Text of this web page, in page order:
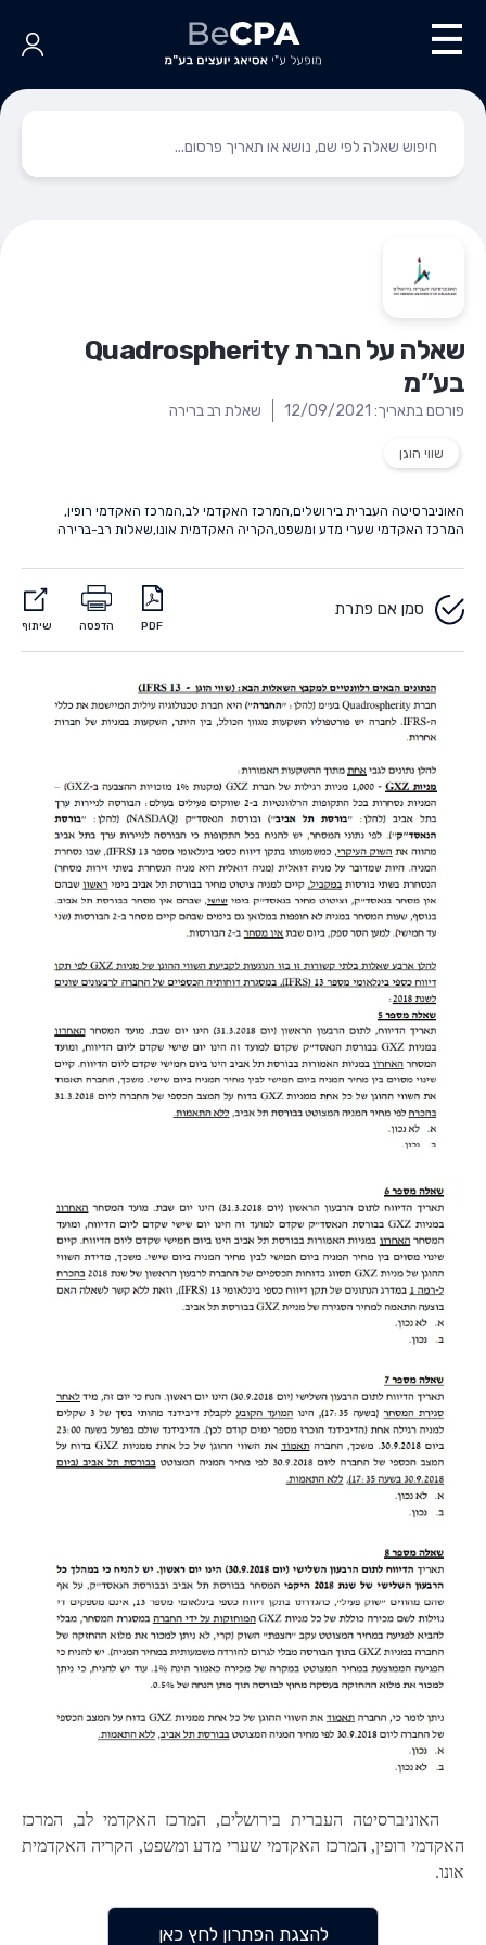
שאלה על חברת Quadrospherity
בע”מ
פורסם בתאריך: 12/09/2021 שאלת רב ברירה
שווי הוגן
האוניברסיטה העברית בירושלים,המרכז האקדמי לב,המרכז האקדמי רופין,
המרכז האקדמי שערי מדע ומשפט,הקריה האקדמית אונו,שאלות רב-ברירה
סמן אם פתרת
PDF הדפסה שיתוף
האוניברסיטה העברית בירושלים, המרכז האקדמי לב, המרכז
האקדמי רופין, המרכז האקדמי שערי מדע ומשפט, הקריה האקדמית
אונו.
להצגת הפתרון לחץ כאן